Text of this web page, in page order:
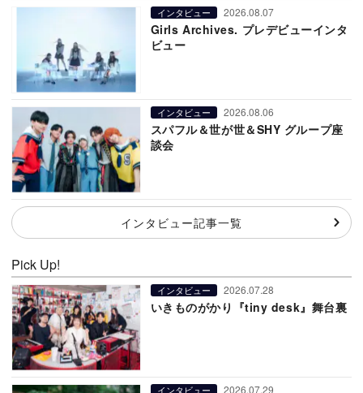
インタビュー 2026.08.07
Girls Archives. プレデビューインタ
ビュー
インタビュー 2026.08.06
スパフル＆世が世＆SHY グループ座
談会
インタビュー記事一覧
Pick Up!
インタビュー 2026.07.28
いきものがかり『tiny desk』舞台裏
インタビュー 2026.07.29